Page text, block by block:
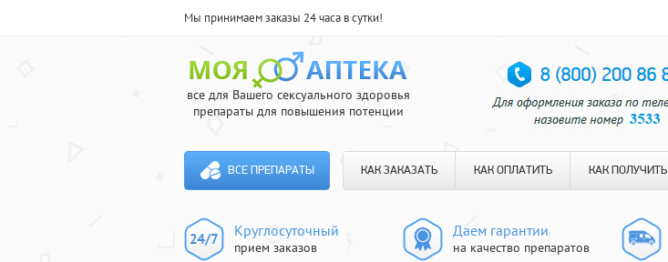
Мы принимаем заказы 24 часа в сутки!
все для Вашего сексуального здоровья
препараты для повышения потенции
ВСЕ ПРЕПАРАТЫ КАК ЗАКАЗАТЬ КАК ОПЛАТИТЬ КАК ПОЛУЧИТЬ
Круглосуточный
прием заказов
Даем гарантии
на качество препаратов